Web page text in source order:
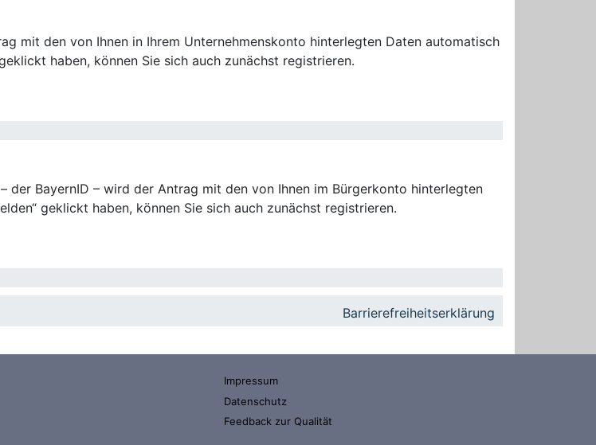
mit den von Ihnen in Ihrem Unternehmenskonto hinterlegten Daten automatisch
haben, können Sie sich auch zunächst registrieren.
der BayernID – wird der Antrag mit den von Ihnen im Bürgerkonto hinterlegten
geklickt haben, können Sie sich auch zunächst registrieren.
Barrierefreiheitserklärung
Impressum
Datenschutz
Feedback zur Qualität